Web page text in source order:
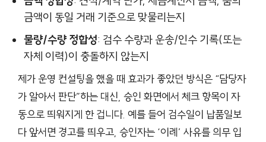
금액이 동일 거래 기준으로 맞물리는지
물량/수량 정합성: 검수 수량과 운송/인수 기록(또는
자체 이력)이 충돌하지 않는지
제가 운영 컨설팅을 했을 때 효과가 좋았던 방식은 “담당자
가 알아서 판단”하는 대신, 승인 화면에서 체크 항목이 자
동으로 띄워지게 한 겁니다. 예를 들어 검수일이 납품일보
다 앞서면 경고를 띄우고, 승인자는 ‘이례’ 사유를 의무 입